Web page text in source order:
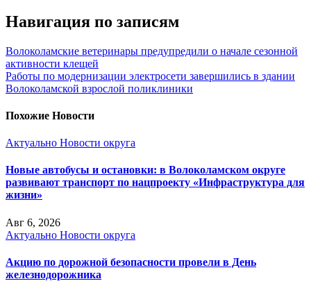
Навигация по записям
Волоколамские ветеринары предупредили о начале сезонной
активности клещей
Работы по модернизации электросети завершились в здании
Волоколамской взрослой поликлиники
Похожие Новости
Актуально Новости округа
Новые автобусы и остановки: в Волоколамском округе
развивают транспорт по нацпроекту «Инфраструктура для
жизни»
Авг 6, 2026
Актуально Новости округа
Акцию по дорожной безопасности провели в День
железнодорожника